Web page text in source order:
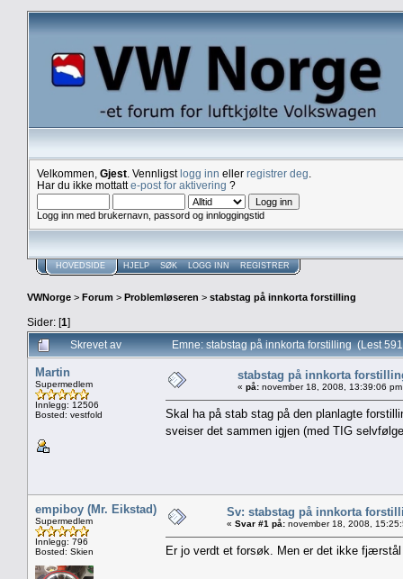
Velkommen, Gjest . Vennligstlogg inn eller registrer deg
Har du ikke mottatte-post for aktivering ?
Logg inn med brukernavn, passord og innloggingstid
HOVEDSIDE HJELP SØK LOGG INN REGISTRER
VWNorge > Forum > Problemløseren > stabstag på innkorta forstilling
Sider: [1]
Skrevet av
Emne: stabstag på innkorta forstilling (Lest
Martin
Supermedlem
Innlegg: 12506
Bosted: vestfold
stabstag på innkorta
« på: november 18, 2008, 13:39:06
Skal ha på stab stag på den planlagte
sveiser det sammen igjen (med TIG
empiboy (Mr. Eikstad)
Supermedlem
Innlegg: 796
Bosted: Skien
Sv: stabstag på innkorta
« Svar #1 på: november 18, 2008,
Er jo verdt et forsøk. Men er det ikke